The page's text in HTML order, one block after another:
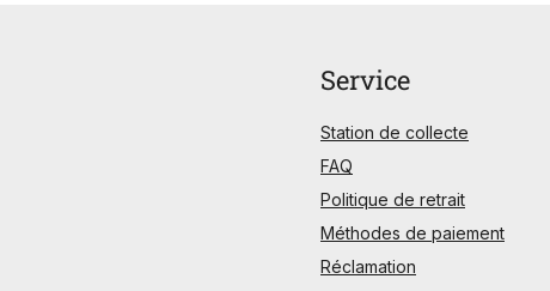
Service
Station de collecte
FAQ
Politique de retrait
Méthodes de paiement
Réclamation